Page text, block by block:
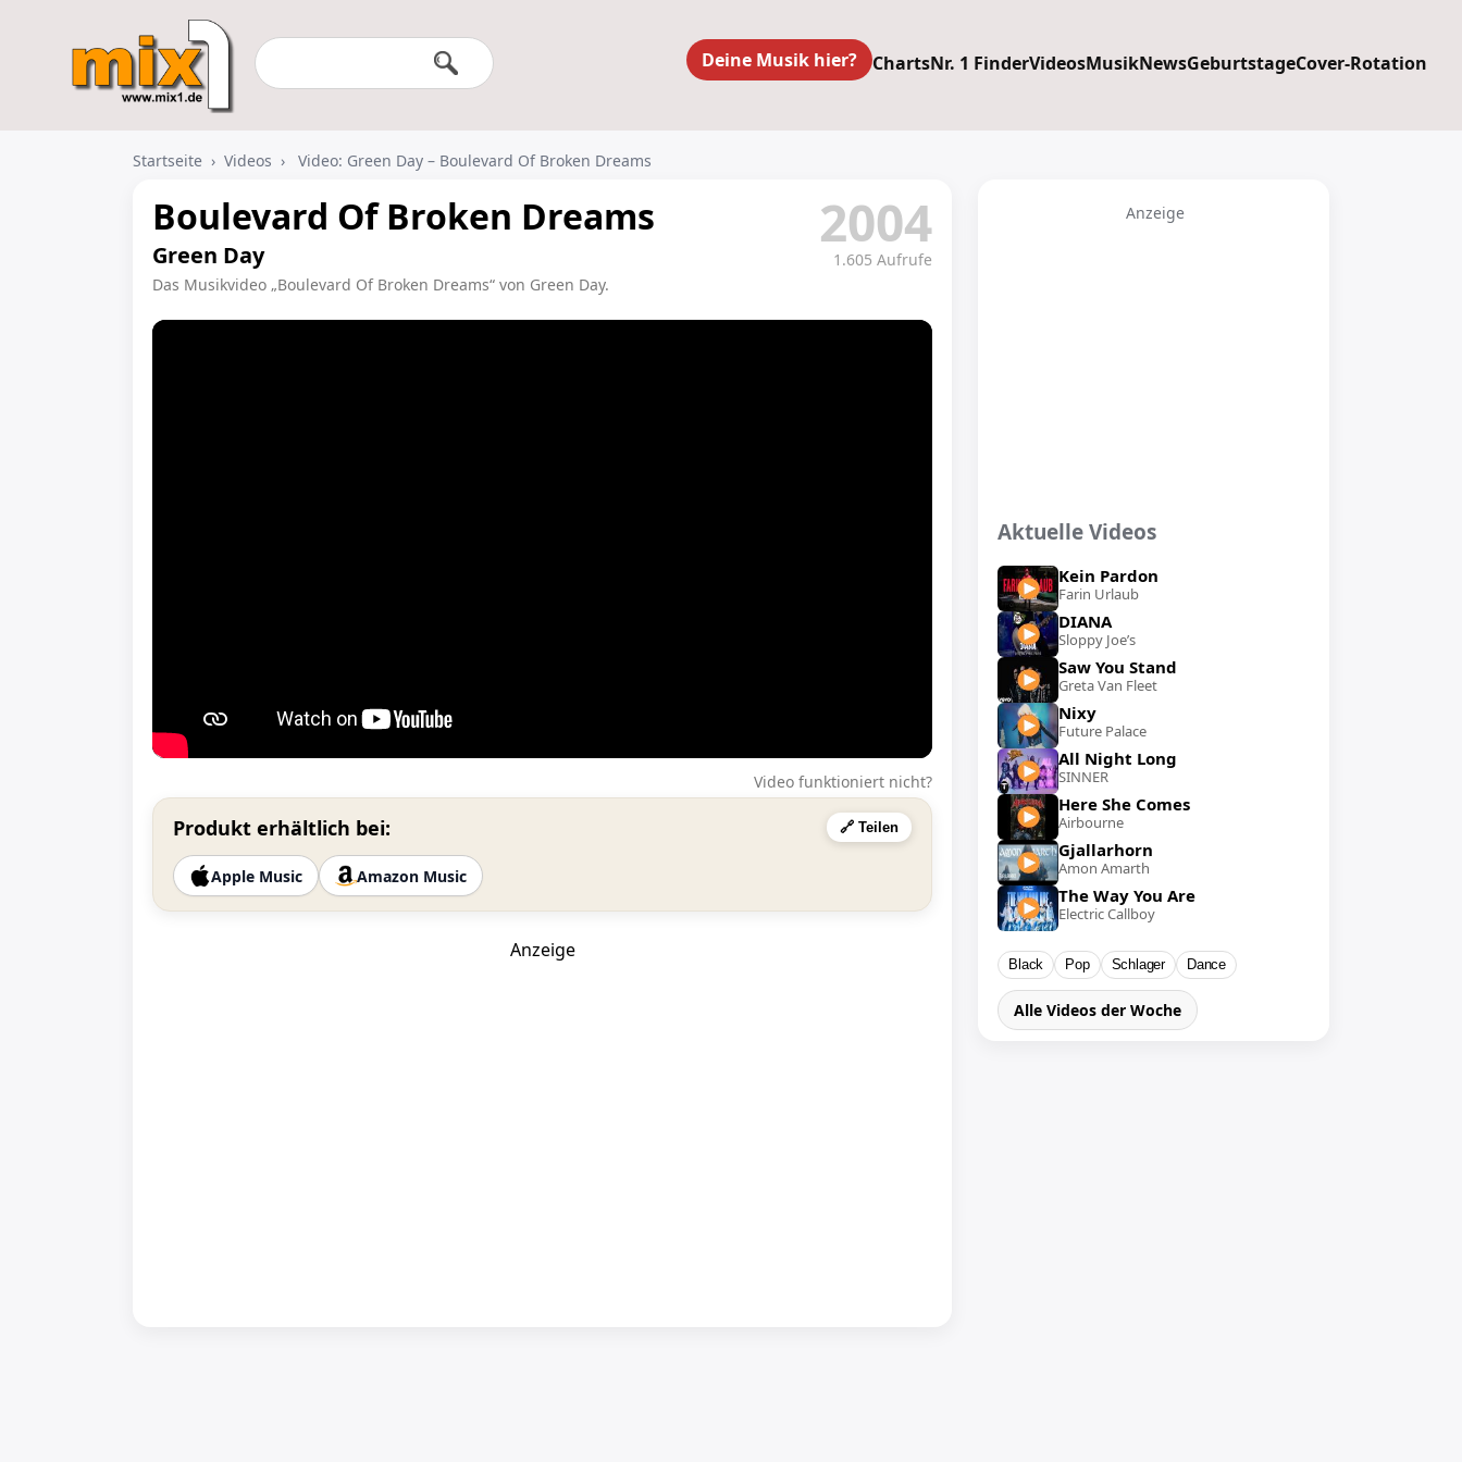
Deine Musik hier? ChartsNr. 1 FinderVideosMusikNewsGeburtstageCover-Rotation
Startseite › Videos › Video: Green Day – Boulevard Of Broken Dreams
Boulevard Of Broken Dreams
Green Day
Das Musikvideo „Boulevard Of Broken Dreams“ von Green Day.
2004
1.605 Aufrufe
Video funktioniert nicht?
Produkt erhältlich bei: 🔗 Teilen
Apple Music Amazon Music
Anzeige
Anzeige
Aktuelle Videos
Kein Pardon
Farin Urlaub
DIANA
Sloppy Joe’s
Saw You Stand
Greta Van Fleet
Nixy
Future Palace
All Night Long
SINNER
Here She Comes
Airbourne
Gjallarhorn
Amon Amarth
The Way You Are
Electric Callboy
Black Pop Schlager Dance
Alle Videos der Woche